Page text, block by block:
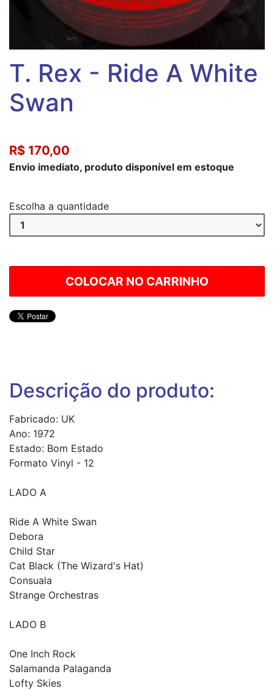
T. Rex - Ride A White
Swan
R$ 170,00
Envio imediato, produto disponível em estoque
Escolha a quantidade
Descrição do produto:
Fabricado: UK
Ano: 1972
Estado: Bom Estado
Formato Vinyl - 12
LADO A
Ride A White Swan
Debora
Child Star
Cat Black (The Wizard's Hat)
Consuala
Strange Orchestras
LADO B
One Inch Rock
Salamanda Palaganda
Lofty Skies